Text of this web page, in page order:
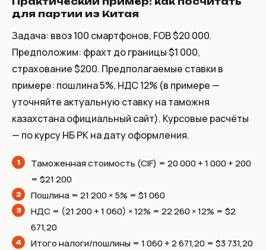
для партии из Китая
Задача: ввоз 100 смартфонов, FOB $20 000.
Предположим: фрахт до границы $1 000,
страхование $200. Предполагаемые ставки в
примере: пошлина 5%, НДС 12% (в примере —
уточняйте актуальную ставку на таможня
казахстана официальный сайт). Курсовые расчёты
— по курсу НБ РК на дату оформления.
Таможенная стоимость (CIF) = 20 000 + 1 000 + 200
= $21 200
Пошлина = 21 200 × 5% = $1 060
НДС = (21 200 + 1 060) × 12% = 22 260 × 12% = $2
671,20
Итого налоги/пошлины = 1 060 + 2 671,20 = $3 731,20